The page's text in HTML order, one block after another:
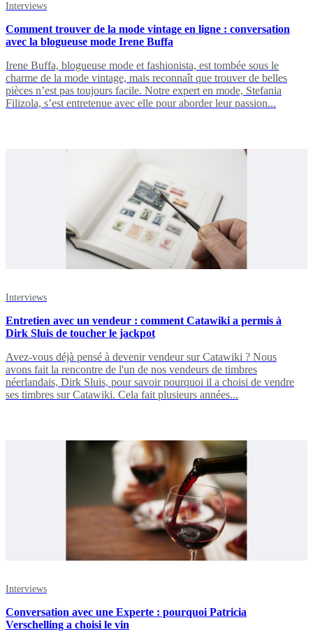
Interviews
Comment trouver de la mode vintage en ligne : conversation
avec la blogueuse mode Irene Buffa
Irene Buffa, blogueuse mode et fashionista, est tombée sous le
charme de la mode vintage, mais reconnaît que trouver de belles
pièces n’est pas toujours facile. Notre expert en mode, Stefania
Filizola, s’est entretenue avec elle pour aborder leur passion...
Interviews
Entretien avec un vendeur : comment Catawiki a permis à
Dirk Sluis de toucher le jackpot
Avez-vous déjà pensé à devenir vendeur sur Catawiki ? Nous
avons fait la rencontre de l'un de nos vendeurs de timbres
néerlandais, Dirk Sluis, pour savoir pourquoi il a choisi de vendre
ses timbres sur Catawiki. Cela fait plusieurs années...
Interviews
Conversation avec une Experte : pourquoi Patricia
Verschelling a choisi le vin